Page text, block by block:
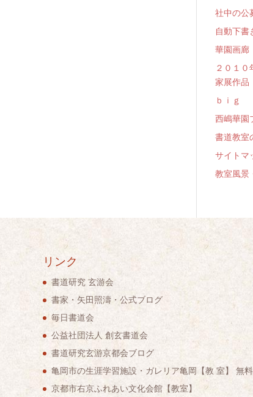
社中の公
自動下書
華園画廊
２０１
家展作品
ｂｉｇ
西嶋華園
書道教室
サイトマ
教室風景
リンク
書道研究 玄游会
書家・矢田照濤・公式ブログ
毎日書道会
公益社団法人 創玄書道会
書道研究玄游京都会ブログ
亀岡市の生涯学習施設・ガレリア亀岡【教 室】 無
京都市右京ふれあい文化会館【教室】